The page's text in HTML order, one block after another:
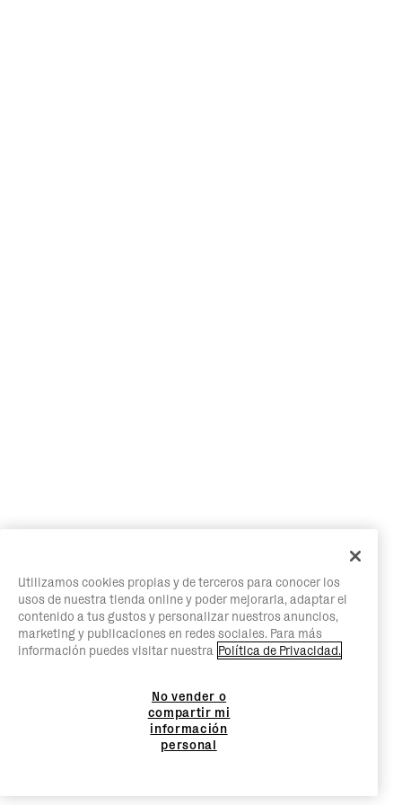
Utilizamos cookies propias y de terceros para conocer los
usos de nuestra tienda online y poder mejorarla, adaptar el
contenido a tus gustos y personalizar nuestros anuncios,
marketing y publicaciones en redes sociales. Para más
información puedes visitar nuestra Política de Privacidad.
No vender o
compartir mi
información
personal